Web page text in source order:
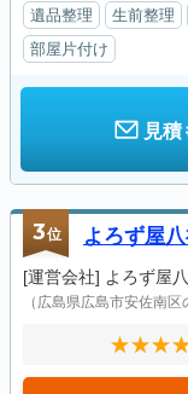
遺品整理 生前整理
部屋片付け
見
3位 よろず屋
[運営会社] よろず屋
（広島県広島市安佐南区